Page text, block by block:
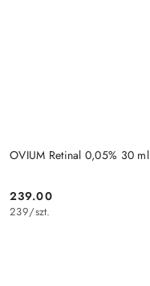
OVIUM Retinal 0,05% 30 ml
Cena:
239.00
239/szt.